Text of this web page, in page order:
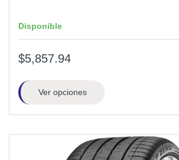
Disponible
$5,857.94
Ver opciones